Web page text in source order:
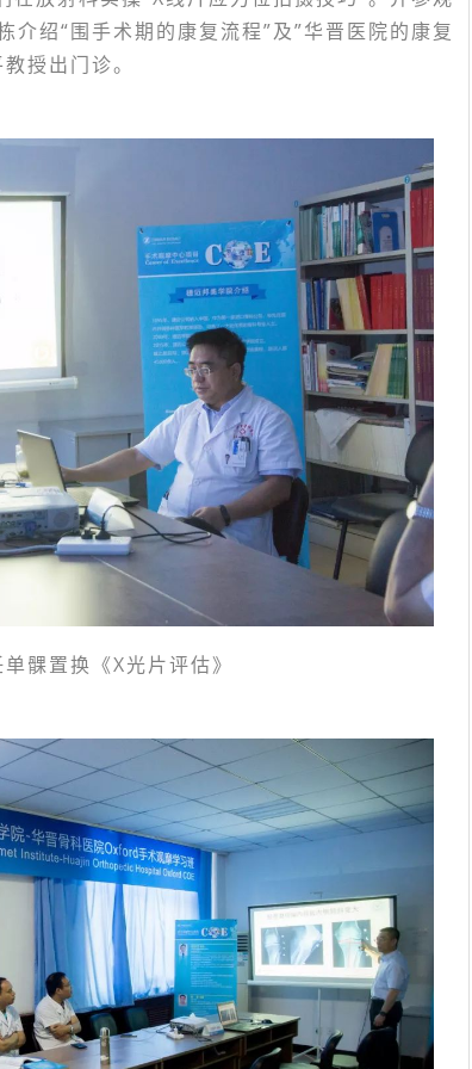
介绍“围手术期的康复流程”及”华晋医院的康复
授出门诊。
髁置换《X光片评估》